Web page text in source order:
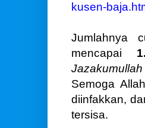
kusen-
Jumlahnya
mencapai
Semoga
diinfakkan,
tersisa.